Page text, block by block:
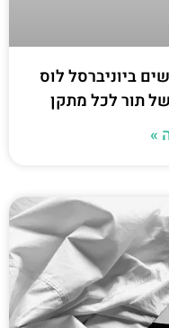
ביוניברסל לוס
תור לכל מתקן
»